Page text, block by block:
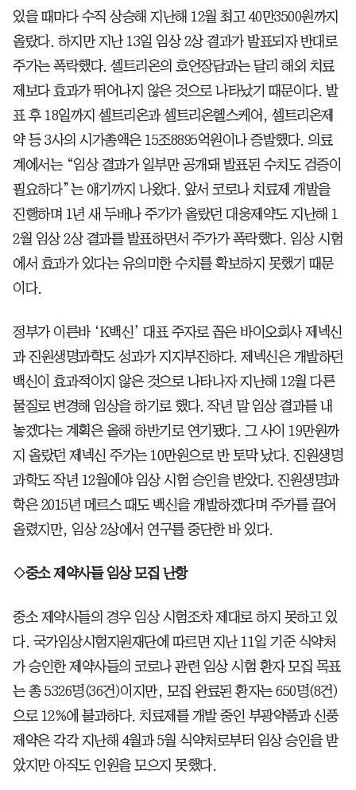
있을 때마다 수직 상승해 지난해 12월 최고 40만3500원까지
올랐다. 하지만 지난 13일 임상 2상 결과가 발표되자 반대로
주가는 폭락했다. 셀트리온의 호언장담과는 달리 해외 치료
제보다 효과가 뛰어나지 않은 것으로 나타났기 때문이다. 발
표 후 18일까지 셀트리온과 셀트리온헬스케어, 셀트리온제
약 등 3사의 시가총액은 15조8895억원이나 증발했다. 의료
계에서는 “임상 결과가 일부만 공개돼 발표된 수치도 검증이
필요하다”는 얘기까지 나왔다. 앞서 코로나 치료제 개발을
진행하며 1년 새 두배나 주가가 올랐던 대웅제약도 지난해 1
2월 임상 2상 결과를 발표하면서 주가가 폭락했다. 임상 시험
에서 효과가 있다는 유의미한 수치를 확보하지 못했기 때문
이다.
정부가 이른바 ‘K백신’ 대표 주자로 꼽은 바이오회사 제넥신
과 진원생명과학도 성과가 지지부진하다. 제넥신은 개발하던
백신이 효과적이지 않은 것으로 나타나자 지난해 12월 다른
물질로 변경해 임상을 하기로 했다. 작년 말 임상 결과를 내
놓겠다는 계획은 올해 하반기로 연기됐다. 그 사이 19만원까
지 올랐던 제넥신 주가는 10만원으로 반 토막 났다. 진원생명
과학도 작년 12월에야 임상 시험 승인을 받았다. 진원생명과
학은 2015년 메르스 때도 백신을 개발하겠다며 주가를 끌어
올렸지만, 임상 2상에서 연구를 중단한 바 있다.
◇중소 제약사들 임상 모집 난항
중소 제약사들의 경우 임상 시험조차 제대로 하지 못하고 있
다. 국가임상시험지원재단에 따르면 지난 11일 기준 식약처
가 승인한 제약사들의 코로나 관련 임상 시험 환자 모집 목표
는 총 5326명(36건)이지만, 모집 완료된 환자는 650명(8건)
으로 12%에 불과하다. 치료제를 개발 중인 부광약품과 신풍
제약은 각각 지난해 4월과 5월 식약처로부터 임상 승인을 받
았지만 아직도 인원을 모으지 못했다.